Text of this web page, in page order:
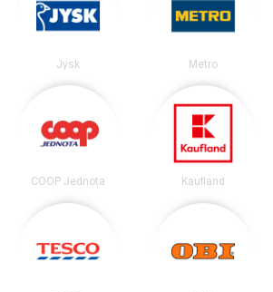
Jysk Metro
COOP Jednota Kaufland